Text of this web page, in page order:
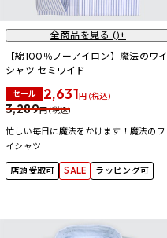
全商品を見る ()+
【綿100％ノーアイロン】魔法のワイ
シャツ セミワイド
セール 2,631円 (税込)
3,289円 (税込)
忙しい毎日に魔法をかけます！魔法のワ
イシャツ
店頭受取可 SALE ラッピング可